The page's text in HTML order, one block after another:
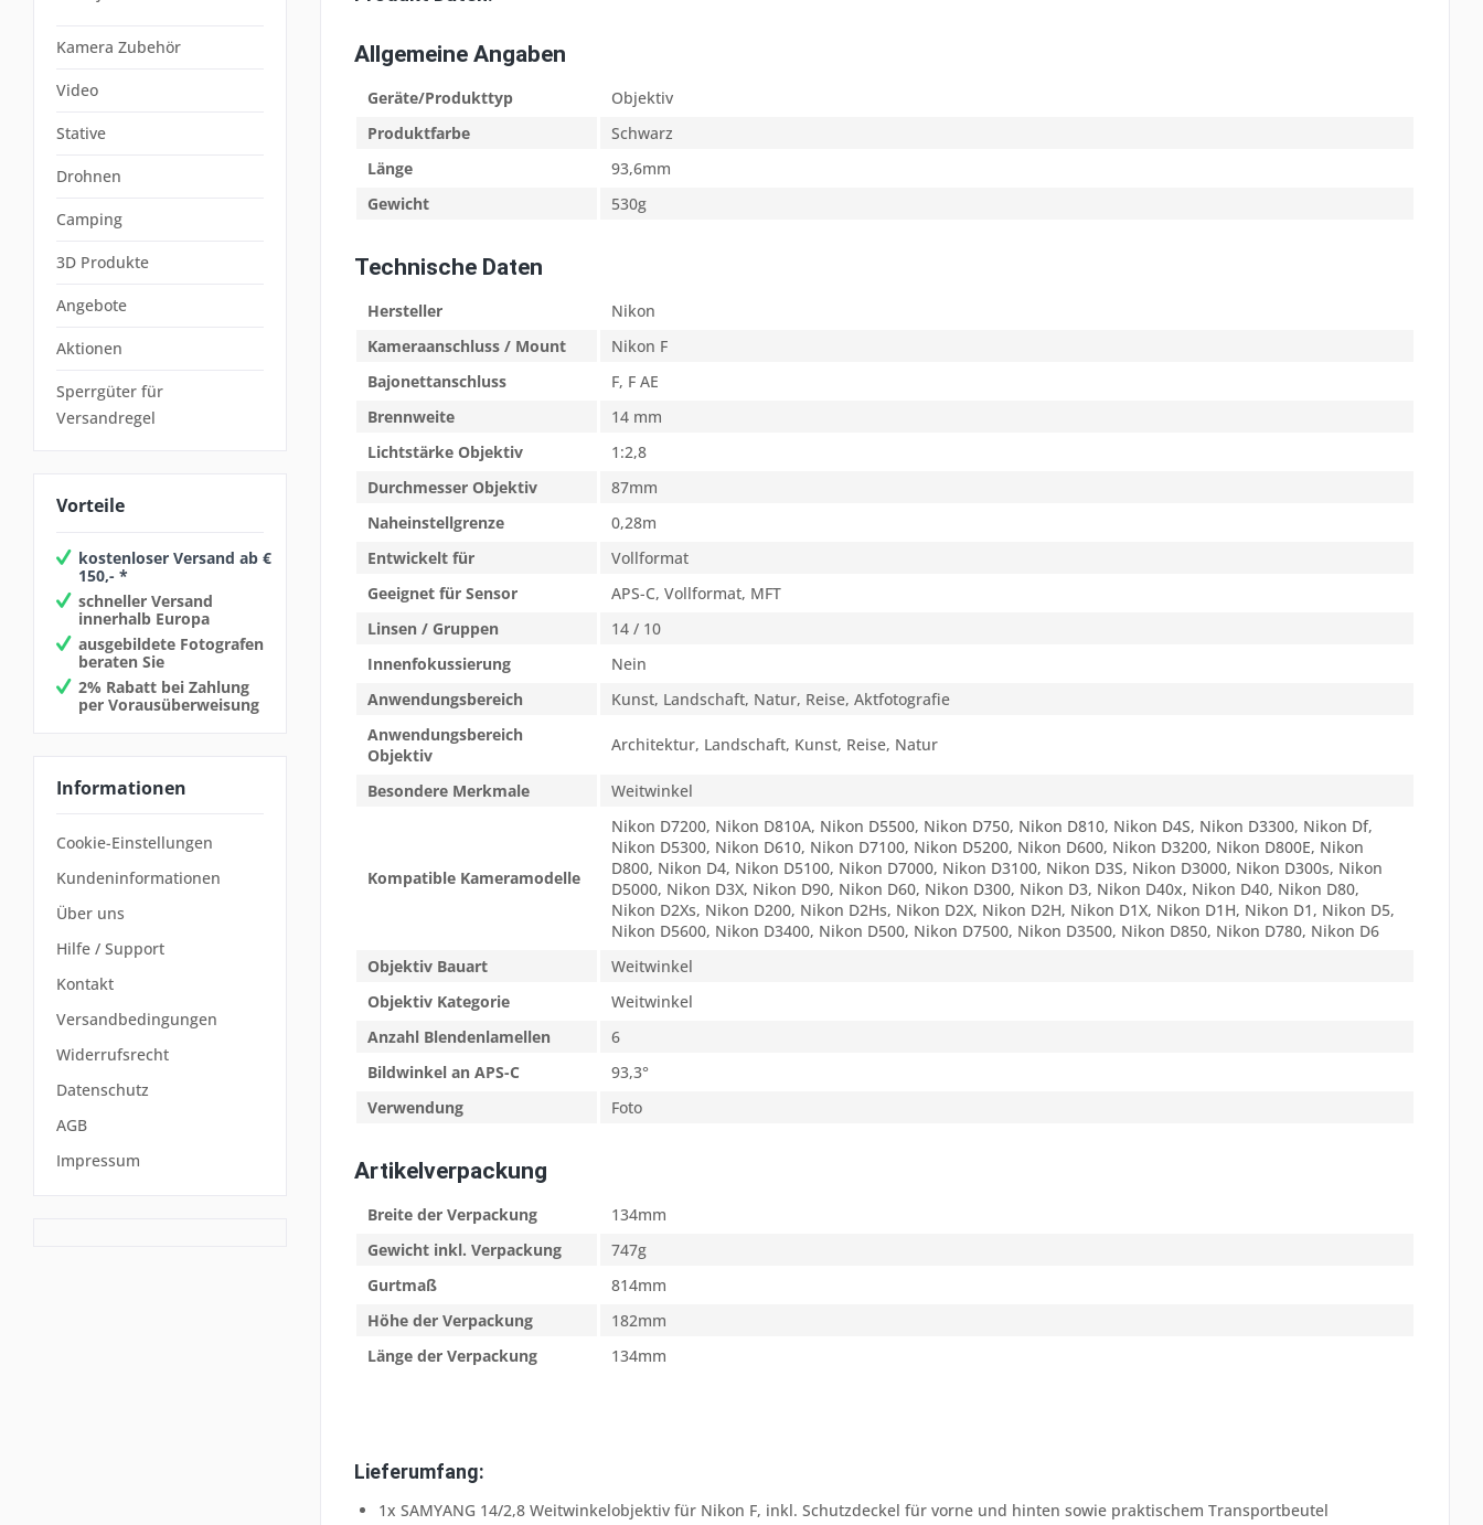
Kamera Zubehör
Video
Stative
Drohnen
Camping
3D Produkte
Angebote
Aktionen
Sperrgüter für
Versandregel
Vorteile
kostenloser Versand ab €
150,- *
schneller Versand
innerhalb Europa
ausgebildete Fotografen
beraten Sie
2% Rabatt bei Zahlung
per Vorausüberweisung
Informationen
Cookie-Einstellungen
Kundeninformationen
Über uns
Hilfe / Support
Kontakt
Versandbedingungen
Widerrufsrecht
Datenschutz
AGB
Impressum
Allgemeine Angaben
Geräte/Produkttyp
Objektiv
Produktfarbe
Schwarz
Länge
93,6mm
Gewicht
530g
Technische Daten
Hersteller
Nikon
Kameraanschluss / Mount
Nikon F
Bajonettanschluss
F, F AE
Brennweite
14 mm
Lichtstärke Objektiv
1:2,8
Durchmesser Objektiv
87mm
Naheinstellgrenze
0,28m
Entwickelt für
Vollformat
Geeignet für Sensor
APS-C, Vollformat, MFT
Linsen / Gruppen
14 / 10
Innenfokussierung
Nein
Anwendungsbereich
Kunst, Landschaft, Natur, Reise, Aktfotografie
Anwendungsbereich
Objektiv
Architektur, Landschaft, Kunst, Reise, Natur
Besondere Merkmale Weitwinkel
Kompatible Kameramodelle
Nikon D7200, Nikon D810A, Nikon D5500, Nikon D750, Nikon D810, Nikon D4S, Nikon D3300, Nikon Df,
Nikon D5300, Nikon D610, Nikon D7100, Nikon D5200, Nikon D600, Nikon D3200, Nikon D800E, Nikon
D800, Nikon D4, Nikon D5100, Nikon D7000, Nikon D3100, Nikon D3S, Nikon D3000, Nikon D300s, Nikon
D5000, Nikon D3X, Nikon D90, Nikon D60, Nikon D300, Nikon D3, Nikon D40x, Nikon D40, Nikon D80,
Nikon D2Xs, Nikon D200, Nikon D2Hs, Nikon D2X, Nikon D2H, Nikon D1X, Nikon D1H, Nikon D1, Nikon D5,
Nikon D5600, Nikon D3400, Nikon D500, Nikon D7500, Nikon D3500, Nikon D850, Nikon D780, Nikon D6
Objektiv Bauart
Weitwinkel
Objektiv Kategorie
Weitwinkel
Anzahl Blendenlamellen
6
Bildwinkel an APS-C
93,3°
Verwendung
Foto
Artikelverpackung
Breite der Verpackung
134mm
Gewicht inkl. Verpackung
747g
Gurtmaß
814mm
Höhe der Verpackung
182mm
Länge der Verpackung
134mm
Lieferumfang:
1x SAMYANG 14/2,8 Weitwinkelobjektiv für Nikon F, inkl. Schutzdeckel für vorne und hinten sowie praktischem Transportbeutel